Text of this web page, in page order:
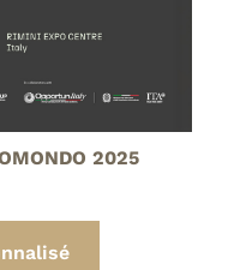
2025